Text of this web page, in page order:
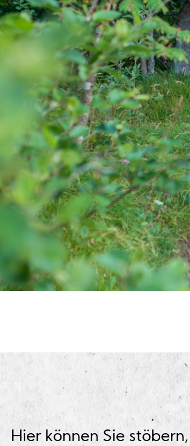
Hier können Sie